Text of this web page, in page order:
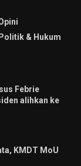
Politik & Hukum
Febrie
alihkan ke
KMDT MoU